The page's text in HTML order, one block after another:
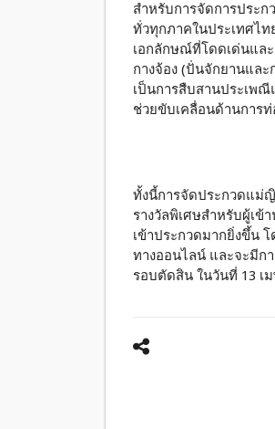
สำหรับการจัดการประก
ทั่วทุกภาคในประเทศไท
เอกลักษณ์ที่โดดเด่นแล
กางจ้อง (ปั่นจักยานแล
เป็นการสืบสานประเพณี
ช่วยขับเคลื่อนด้านการท่
ทั้งนี้การจัดประกวดแม่
รางวัลพิเศษสำหรับผู้เข้
เข้าประกวดมากยิ่งขึ้น
ทางออนไลน์ และจะมีก
รอบตัดสิน ในวันที่ 13 เ